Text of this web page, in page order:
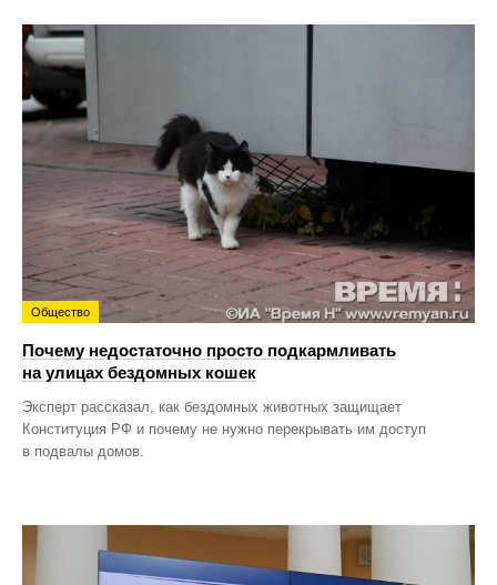
Общество
Почему недостаточно просто подкармливать
на улицах бездомных кошек
Эксперт рассказал, как бездомных животных защищает
Конституция РФ и почему не нужно перекрывать им доступ
в подвалы домов.